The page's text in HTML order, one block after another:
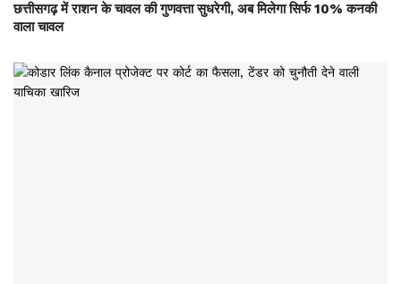
छत्तीसगढ़ में राशन के चावल की गुणवत्ता सुधरेगी, अब मिलेगा सिर्फ 10% कनकी
वाला चावल